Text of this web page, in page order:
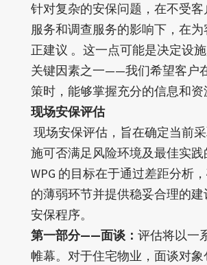
针对复杂的安保问题，在不受
服务和调查服务的影响下，在
正建议 。这一点可能是决定设
关键因素之一——我们希望客户
策时，能够掌握充分的信息和资
现场安保评估
现场安保评估，旨在确定当前
施可否满足风险环境及最佳实践
WPG 的目标在于通过差距分析
的薄弱环节并提供稳妥合理的
安保程序。
第一部分——面谈： 评估将以一
帷幕。对于住宅物业，面谈对象